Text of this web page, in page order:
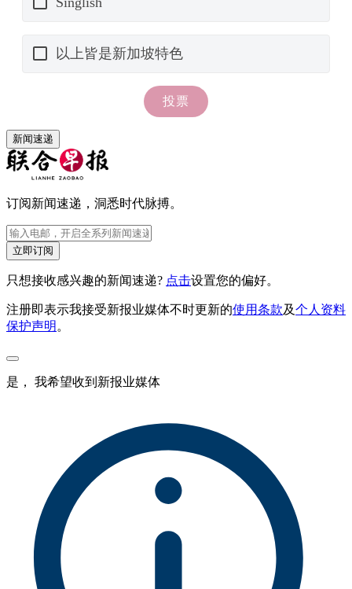
新闻速递
订阅新闻速递，洞悉时代脉搏。
立即订阅
只想接收感兴趣的新闻速递? 点击设置您的偏好。
注册即表示我接受新报业媒体不时更新的使用条款及个人资料
保护声明 。
是， 我希望收到新报业媒体